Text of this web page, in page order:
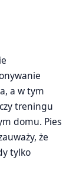
a w tym
treningu
domu. Pies
że
tylko